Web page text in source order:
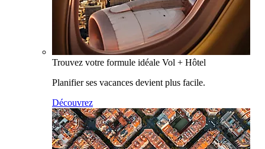
Trouvez votre formule idéale Vol + Hôtel
Planifier ses vacances devient plus facile.
Découvrez